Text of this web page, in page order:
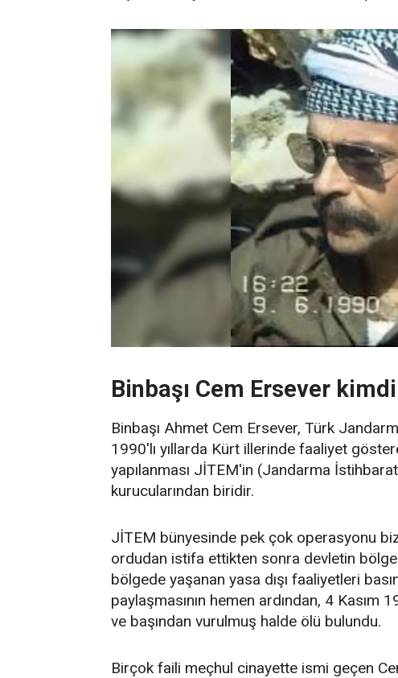
Binbaşı Cem Ersever
Binbaşı Ahmet Cem Ersever, Türk
1990'lı yıllarda Kürt illerinde faaliyet
yapılanması JİTEM'in (Jandarma
kurucularından biridir.
JİTEM bünyesinde pek çok operasyonu
ordudan istifa ettikten sonra devletin
bölgede yaşanan yasa dışı faaliyetleri
paylaşmasının hemen ardından, 4
ve başından vurulmuş halde ölü bulundu.
Birçok faili meçhul cinayette ismi geçen